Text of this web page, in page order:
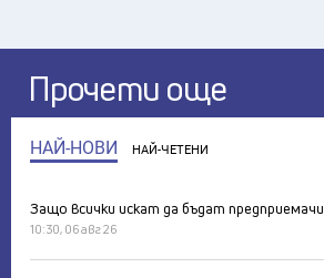
Прочети още
НАЙ-НОВИ НАЙ-ЧЕТЕНИ
Защо всички искат да бъдат предприемачи
10:30, 06 авг 26